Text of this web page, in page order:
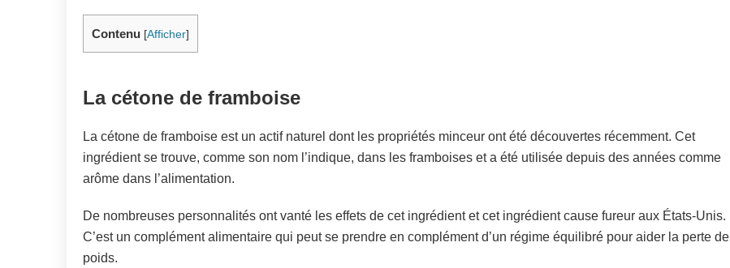
Contenu [Afficher]
La cétone de framboise
La cétone de framboise est un actif naturel dont les propriétés minceur ont été découvertes récemment. Cet
ingrédient se trouve, comme son nom l’indique, dans les framboises et a été utilisée depuis des années comme
arôme dans l’alimentation.
De nombreuses personnalités ont vanté les effets de cet ingrédient et cet ingrédient cause fureur aux États-Unis.
C’est un complément alimentaire qui peut se prendre en complément d’un régime équilibré pour aider la perte de
poids.